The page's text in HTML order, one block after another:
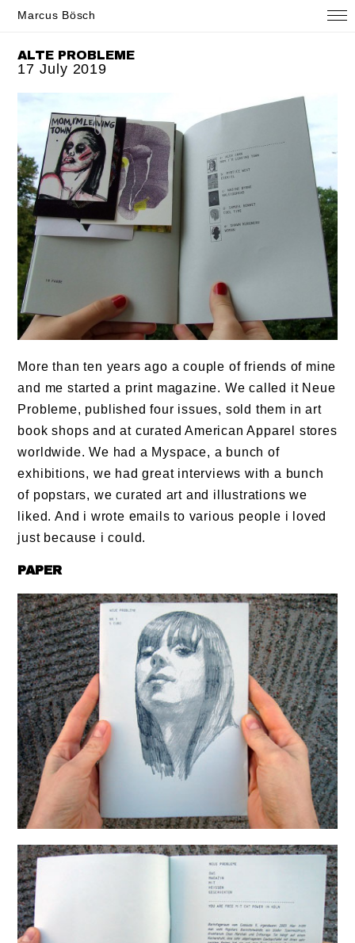
Marcus Bösch
ALTE PROBLEME
17 July 2019
More than ten years ago a couple of friends of mine
and me started a print magazine. We called it Neue
Probleme, published four issues, sold them in art
book shops and at curated American Apparel stores
worldwide. We had a Myspace, a bunch of
exhibitions, we had great interviews with a bunch
of popstars, we curated art and illustrations we
liked. And i wrote emails to various people i loved
just because i could.
PAPER